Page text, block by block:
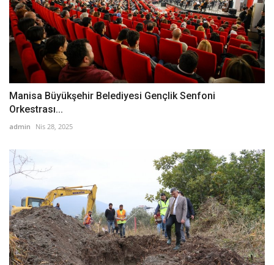
Manisa Büyükşehir Belediyesi Gençlik Senfoni
Orkestrası...
admin Nis 28, 2025